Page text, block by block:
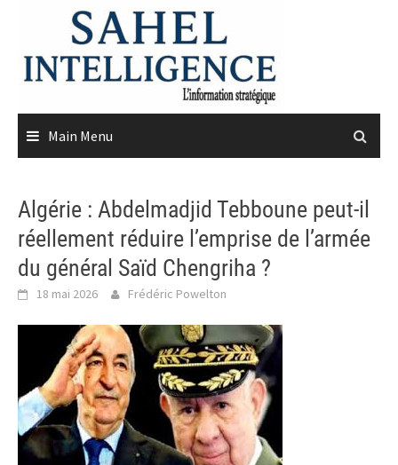
content
Main Menu
Algérie : Abdelmadjid Tebboune peut-il
réellement réduire l’emprise de l’armée
du général Saïd Chengriha ?
18 mai 2026 Frédéric Powelton